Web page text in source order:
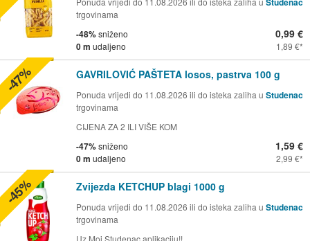
trgovinama
-48%sniženo
0 m udaljeno
0,99 €
1,89 €
GAVRILOVIĆ PAŠTETA losos, pastrva 100 g
Ponuda vrijedi do 11.08.2026 ili do isteka zaliha u Studenac
trgovinama
CIJENA ZA 2 ILI VIŠE KOM
-47%sniženo
0 m udaljeno
1,59 €
2,99 €
-47%
Zvijezda KETCHUP blagi 1000 g
Ponuda vrijedi do 11.08.2026 ili do isteka zaliha u Studenac
trgovinama
Uz Moj Studenac aplikaciju!!
-45%